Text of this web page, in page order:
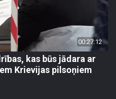
00:27:12
kas būs jādara ar
Krievijas pilsoņiem